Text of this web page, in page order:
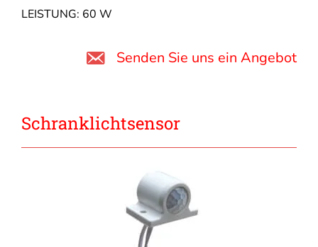
LEISTUNG: 60 W
Senden Sie uns ein Angebot
Schranklichtsensor